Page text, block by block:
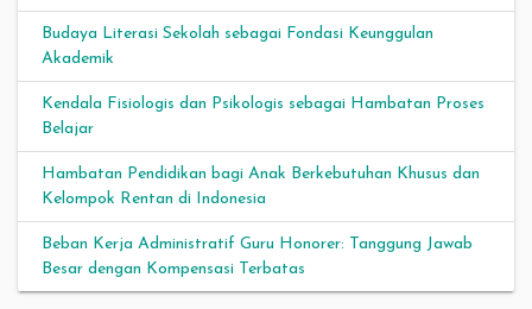
Budaya Literasi Sekolah sebagai Fondasi Keunggulan
Akademik
Kendala Fisiologis dan Psikologis sebagai Hambatan Proses
Belajar
Hambatan Pendidikan bagi Anak Berkebutuhan Khusus dan
Kelompok Rentan di Indonesia
Beban Kerja Administratif Guru Honorer: Tanggung Jawab
Besar dengan Kompensasi Terbatas